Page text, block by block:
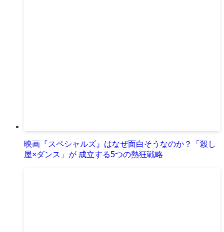
映画『スペシャルズ』はなぜ面白そうなのか？「殺し
屋×ダンス」が 成立する5つの熱狂戦略